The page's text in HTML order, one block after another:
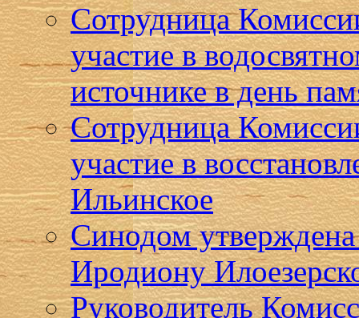
Сотрудница
участие в
источнике в день
Сотрудница
участие в
Ильинское
Синодом
Иродиону
Руководитель